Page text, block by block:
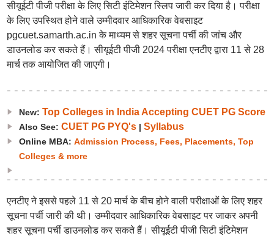
सीयूईटी पीजी परीक्षा के लिए सिटी इंटिमेशन स्लिप जारी कर दिया है। परीक्षा
के लिए उपस्थित होने वाले उम्मीदवार आधिकारिक वेबसाइट
pgcuet.samarth.ac.in के माध्यम से शहर सूचना पर्ची की जांच और
डाउनलोड कर सकते हैं। सीयूईटी पीजी 2024 परीक्षा एनटीए द्वारा 11 से 28
मार्च तक आयोजित की जाएगी।
New: Top Colleges in India Accepting CUET PG Score
Also See: CUET PG PYQ's| Syllabus
Online MBA: Admission Process, Fees, Placements, Top
Colleges & more
एनटीए ने इससे पहले 11 से 20 मार्च के बीच होने वाली परीक्षाओं के लिए शहर
सूचना पर्ची जारी की थी। उम्मीदवार आधिकारिक वेबसाइट पर जाकर अपनी
शहर सूचना पर्ची डाउनलोड कर सकते हैं। सीयूईटी पीजी सिटी इंटिमेशन